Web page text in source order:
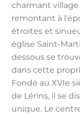
charmant
remontant à
étroites et
église Saint-
dessous se
dans cette
Fondé au XVIe
de Lérins, il se
unique. Le